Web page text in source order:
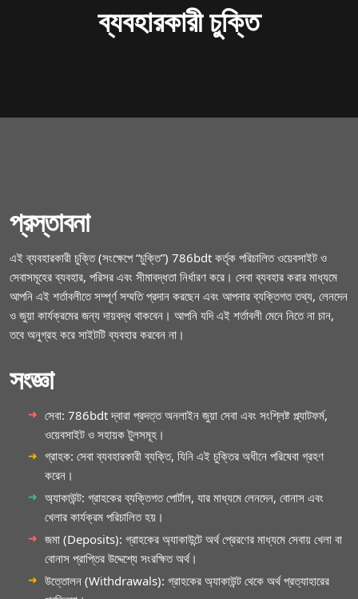
ব্যবহারকারী চুক্তি
প্রস্তাবনা
এই ব্যবহারকারী চুক্তি (সংক্ষেপে “চুক্তি”) 786bdt কর্তৃক পরিচালিত ওয়েবসাইট ও
সেবাসমূহের ব্যবহার, পরিসর এবং সীমাবদ্ধতা নির্ধারণ করে। সেবা ব্যবহার করার মাধ্যমে
আপনি এই শর্তাবলীতে সম্পূর্ণ সম্মতি প্রদান করছেন এবং আপনার ব্যক্তিগত তথ্য, লেনদেন
ও জুয়া কার্যক্রমের জন্য দায়বদ্ধ থাকবেন। আপনি যদি এই শর্তাবলী মেনে নিতে না চান,
তবে অনুগ্রহ করে সাইটটি ব্যবহার করবেন না।
সংজ্ঞা
সেবা: 786bdt দ্বারা প্রদত্ত অনলাইন জুয়া সেবা এবং সংশ্লিষ্ট প্ল্যাটফর্ম,
ওয়েবসাইট ও সহায়ক টুলসমূহ।
গ্রাহক: সেবা ব্যবহারকারী ব্যক্তি, যিনি এই চুক্তির অধীনে পরিষেবা গ্রহণ
করেন।
অ্যাকাউন্ট: গ্রাহকের ব্যক্তিগত পোর্টাল, যার মাধ্যমে লেনদেন, বোনাস এবং
খেলার কার্যক্রম পরিচালিত হয়।
জমা (Deposits): গ্রাহকের অ্যাকাউন্টে অর্থ প্রেরণের মাধ্যমে সেবায় খেলা বা
বোনাস প্রাপ্তির উদ্দেশ্যে সংরক্ষিত অর্থ।
উত্তোলন (Withdrawals): গ্রাহকের অ্যাকাউন্ট থেকে অর্থ প্রত্যাহারের